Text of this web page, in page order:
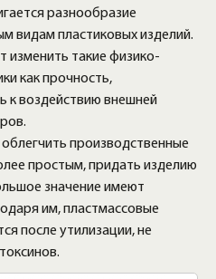
разнообразие
видам пластиковых изделий.
изменить такие физико-
как прочность,
к воздействию внешней
производственные
простым, придать изделию
значение имеют
им, пластмассовые
после утилизации, не